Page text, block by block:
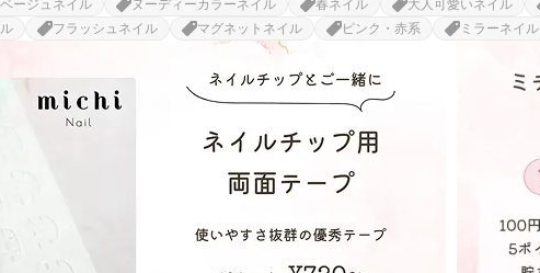
ベージュネイル ヌーディーカラーネイル 春ネイル 大人可愛いネイル
フラッシュネイル マグネットネイル ピンク・赤系 ミラーネイル